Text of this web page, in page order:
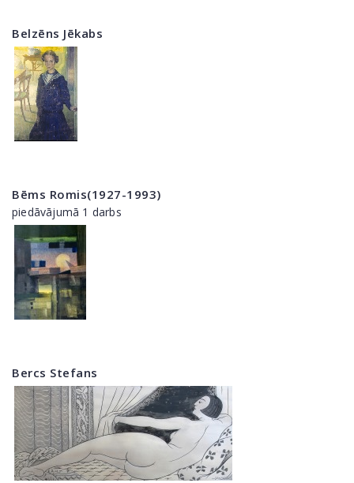
Belzēns Jēkabs
Bēms Romis(1927-1993)
piedāvājumā 1 darbs
Bercs Stefans